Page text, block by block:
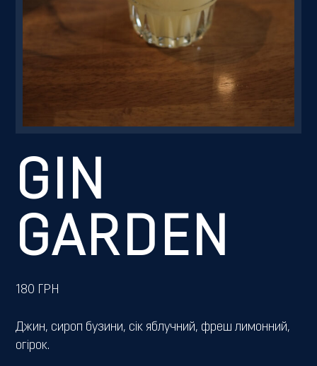
GIN
GARDEN
180 ГРН
Джин, сироп бузини, сік яблучний, фреш лимонний,
огірок.